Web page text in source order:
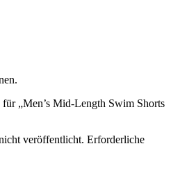
für „Men’s Mid-Length Swim Shorts
veröffentlicht. Erforderliche